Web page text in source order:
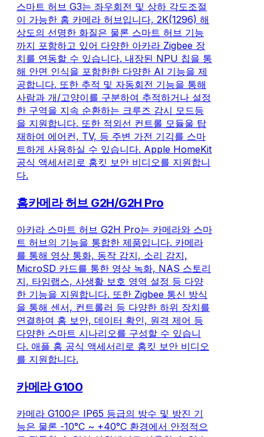
스마트 허브 G3는 좌우회전 및 상하 각도조절
이 가능한 홈 카메라 허브입니다, 2K(1296) 해
상도의 선명한 화질은 물론 스마트 허브 기능
까지 포함하고 있어 다양한 아카라 Zigbee 장
치를 연동할 수 있습니다. 내장된 NPU 칩을 통
해 안면 인식을 포함한한 다양한 AI 기능을 제
공합니다. 또한 추적 및 자동회전 기능을 통해
사람과 개/고양이를 구분하여 추적하거나 설정
한 구역을 지속 순환하는 크루즈 감시 모드등
을 지원합니다. 또한 적외선 컨트롤 모듈울 탑
재하여 에어컨, TV, 등 주변 가전 기긱를 스마
트하게 사용하실 수 있습니다. Apple HomeKit
공식 액세서리로 홈킷 보안 비디오를 지원합니
다.
홈카메라 허브 G2H/G2H Pro
아카라 스마트 허브 G2H Pro는 카메라와 스마
트 허브의 기능을 통합한 제품입니다. 카메라
를 통해 영상 통화, 동작 감지, 소리 감지,
MicroSD 카드를 통한 영상 녹화, NAS 스토리
지, 타임랩스, 사생활 보호 영역 설정 등 다양
한 기능을 지원합니다. 또한 Zigbee 통신 방식
을 통해 센서, 컨트롤러 등 다양한 하위 장치를
연결하여 홈 보안, 데이터 확인, 원격 제어 등
다양한 스마트 시나리오를 구성할 수 있습니
다. 애플 홈 공식 액세서리로 홈킷 보안 비디오
를 지원합니다.
카메라 G100
카메라 G100은 IP65 등급의 방수 및 방진 기
능은 물론 -10°C ~ +40°C 환경에서 안정적으